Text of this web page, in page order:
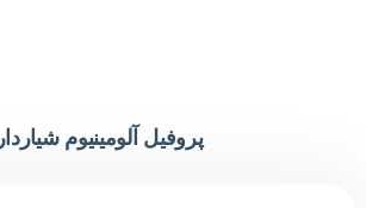
پروفیل آلومینیوم شیاردار